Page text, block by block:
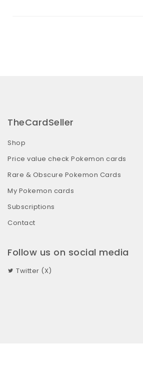
TheCardSeller
Shop
Price value check Pokemon cards
Rare & Obscure Pokemon Cards
My Pokemon cards
Subscriptions
Contact
Follow us on social media
Twitter (X)